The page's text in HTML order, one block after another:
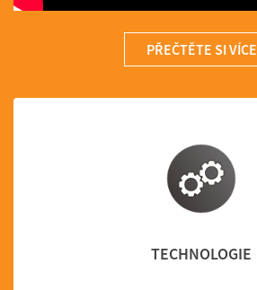
PŘEČTĚTE SI VÍCE
TECHNOLOGIE